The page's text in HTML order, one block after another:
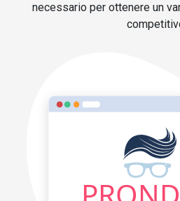
necessario per ottenere un